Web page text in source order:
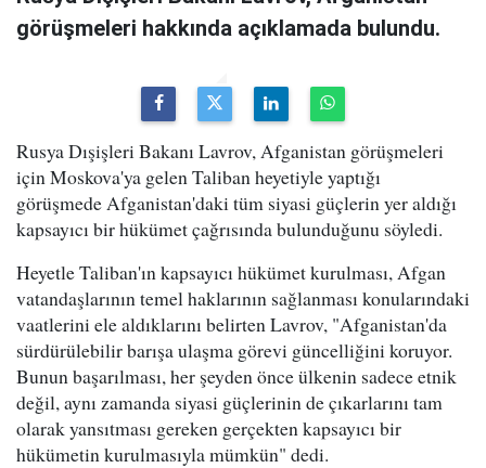
görüşmeleri hakkında açıklamada bulundu.
Rusya Dışişleri Bakanı Lavrov, Afganistan görüşmeleri
için Moskova'ya gelen Taliban heyetiyle yaptığı
görüşmede Afganistan'daki tüm siyasi güçlerin yer aldığı
kapsayıcı bir hükümet çağrısında bulunduğunu söyledi.
Heyetle Taliban'ın kapsayıcı hükümet kurulması, Afgan
vatandaşlarının temel haklarının sağlanması konularındaki
vaatlerini ele aldıklarını belirten Lavrov, "Afganistan'da
sürdürülebilir barışa ulaşma görevi güncelliğini koruyor.
Bunun başarılması, her şeyden önce ülkenin sadece etnik
değil, aynı zamanda siyasi güçlerinin de çıkarlarını tam
olarak yansıtması gereken gerçekten kapsayıcı bir
hükümetin kurulmasıyla mümkün" dedi.